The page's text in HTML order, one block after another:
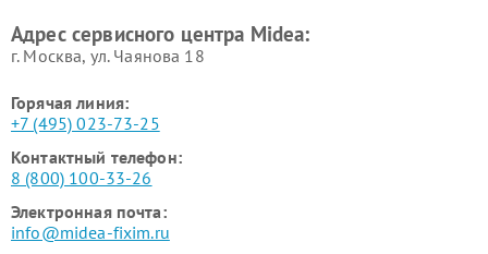
Midea
Адрес сервисного центра Midea:
г. Москва, ул. Чаянова 18
Горячая линия:
+7 (495) 023-73-25
Контактный телефон:
8 (800) 100-33-26
Электронная почта:
info@midea-fixim.ru